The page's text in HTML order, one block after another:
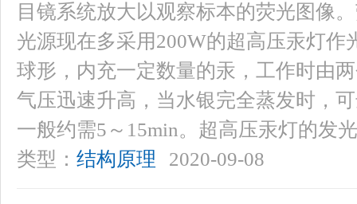
目镜系统放大以观察标本的荧光图像
光源现在多采用200W的超高压汞灯
球形，内充一定数量的汞，工作时由
气压迅速升高，当水银完全蒸发时，
一般约需5～15min。超高压汞灯的发
类型： 结构原理 2020-09-08